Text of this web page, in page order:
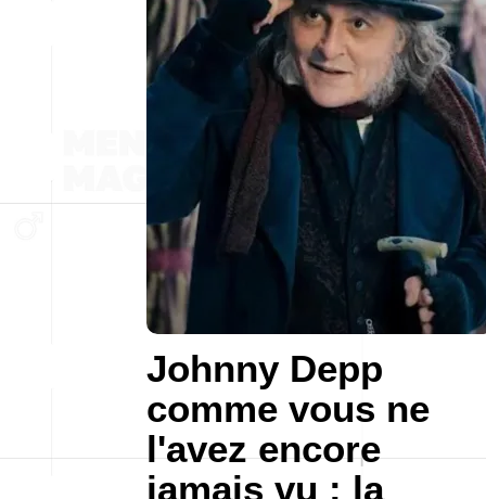
Johnny Depp
comme vous ne
l'avez encore
jamais vu : la